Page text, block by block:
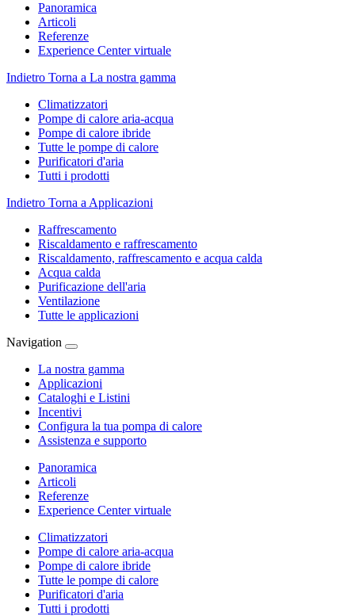
Panoramica
Articoli
Referenze
Experience Center virtuale
Indietro Torna a La nostra gamma
Climatizzatori
Pompe di calore aria-acqua
Pompe di calore ibride
Tutte le pompe di calore
Purificatori d'aria
Tutti i prodotti
Indietro Torna a Applicazioni
Raffrescamento
Riscaldamento e raffrescamento
Riscaldamento, raffrescamento e acqua calda
Acqua calda
Purificazione dell'aria
Ventilazione
Tutte le applicazioni
Navigation
La nostra gamma
Applicazioni
Cataloghi e Listini
Incentivi
Configura la tua pompa di calore
Assistenza e supporto
Panoramica
Articoli
Referenze
Experience Center virtuale
Climatizzatori
Pompe di calore aria-acqua
Pompe di calore ibride
Tutte le pompe di calore
Purificatori d'aria
Tutti i prodotti